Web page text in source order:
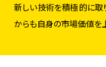
新しい技術を積極的に取
からも自身の市場価値を